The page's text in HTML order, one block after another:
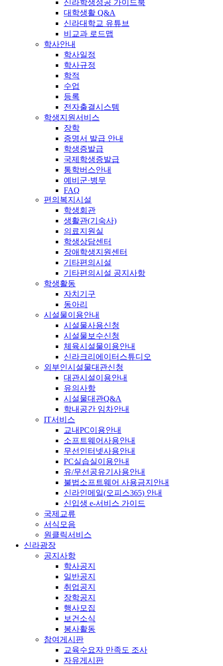
신라학생성공 가이드북
대학생활 Q&A
신라대학교 유튜브
비교과 로드맵
학사안내
학사일정
학사규정
학적
수업
등록
전자출결시스템
학생지원서비스
장학
증명서 발급 안내
학생증발급
국제학생증발급
통학버스안내
예비군·병무
FAQ
편의복지시설
학생회관
생활관(기숙사)
의료지원실
학생상담센터
장애학생지원센터
기타편의시설
기타편의시설 공지사항
학생활동
자치기구
동아리
시설물이용안내
시설물사용신청
시설물보수신청
체육시설물이용안내
신라크리에이터스튜디오
외부인시설물대관신청
대관시설이용안내
유의사항
시설물대관Q&A
학내공간 임차안내
IT서비스
교내PC이용안내
소프트웨어사용안내
무선인터넷사용안내
PC실습실이용안내
유/무선공유기사용안내
불법소프트웨어 사용금지안내
신라인메일(오피스365) 안내
신입생 e-서비스 가이드
국제교류
서식모음
원클릭서비스
신라광장
공지사항
학사공지
일반공지
취업공지
장학공지
행사모집
보건소식
봉사활동
참여게시판
교육수요자 만족도 조사
자유게시판